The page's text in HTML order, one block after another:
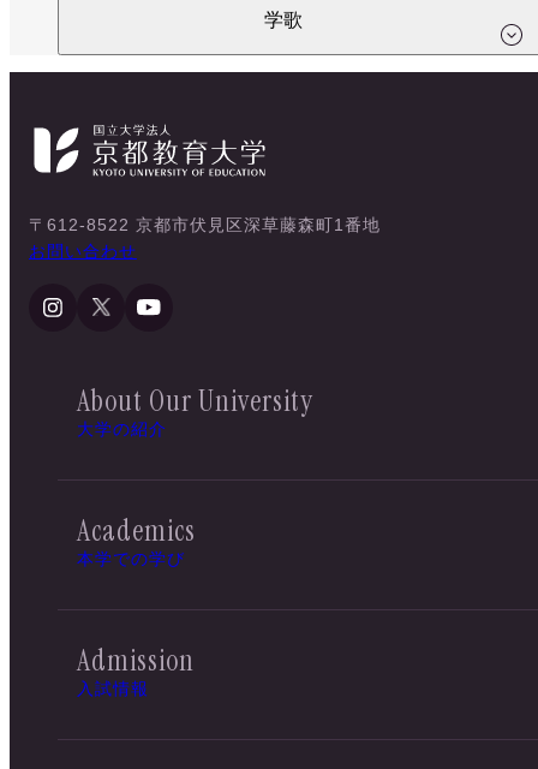
学歌
〒612-8522 京都市伏見区深草藤森町1番地
お問い合わせ
About Our University
大学の紹介
Academics
本学での学び
Admission
入試情報